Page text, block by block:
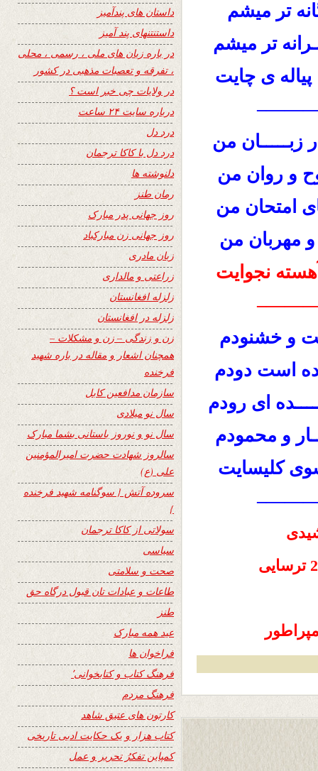
تر میشم
تر میشم
ی چایت
زبـــــان من
و روان من
امتحان من
و مهربان من
نجوایت
و خشنودم
است دودم
ای رودم
و محمودم
کلیسایت
داستان های پندآمیز
داستنتنهای پند آمیز
در باره زبان های ملی ، رسمی ، محلی
، تفرقه و تعصبات مذهبی در کشور
در ولایات چی خبر است ؟
درباره سایت ۲۴ ساعت
درد دل
درد دل با کاکا ترجمان
دلنوشته ها
رمان طنز
روز جهانی پدر مبارک
روز جهانی زن مبارکباد
زبان مادری
زراعتی و مالداری
زلزله افغانستان
زلزله در افغانستان
زن و زندگی – زن و مشکلات –
همچنان اشعار و مقاله در باره شهید
فرخنده
سازمان مدافعین کابل
سال نو میلادی
سال نو و نوروز باستانی بشما مبارک
سالروز شهادت حضرت امیرالمؤمنین
علی (ع)
سروده آتش { سوگنامه شهید فرخنده
}
سولاتی از کاکا ترجمان
سیاسی
صحت و سلامتی
طاعات و عبادات تان قبول درگاه حق
طنز
عید همه مبارک
فراخوان ها
فرهنگ کتاب و کتابخوانی٬
فرهنگ مردم
کارتون های عتیق شاهد
کتاب هزار و یک حکایت ادبی تاریخی
کمپاین تفکرُ تحریر و عمل